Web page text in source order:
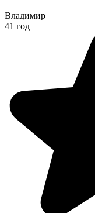
Владимир
41 год